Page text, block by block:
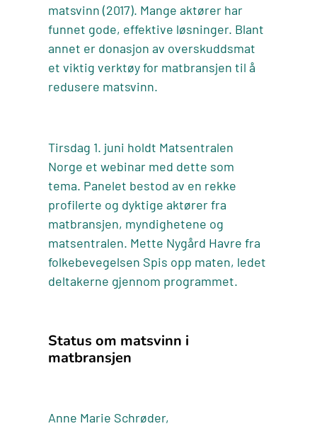
matsvinn (2017). Mange aktører har
funnet gode, effektive løsninger. Blant
annet er donasjon av overskuddsmat
et viktig verktøy for matbransjen til å
redusere matsvinn.
Tirsdag 1. juni holdt Matsentralen
Norge et webinar med dette som
tema. Panelet bestod av en rekke
profilerte og dyktige aktører fra
matbransjen, myndighetene og
matsentralen. Mette Nygård Havre fra
folkebevegelsen Spis opp maten, ledet
deltakerne gjennom programmet.
Status om matsvinn i
matbransjen
Anne Marie Schrøder,